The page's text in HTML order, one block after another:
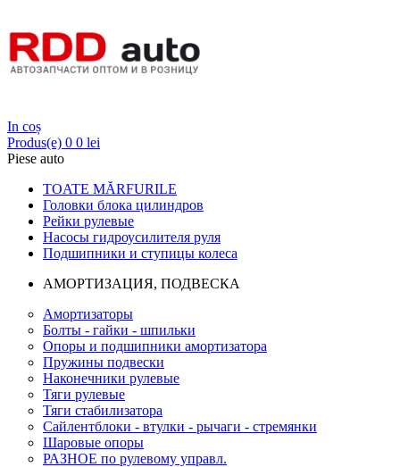
In coș
Produs(e) 0 0 lei
Piese auto
TOATE MĂRFURILE
Головки блока цилиндров
Рейки рулевые
Насосы гидроусилителя руля
Подшипники и ступицы колеса
АМОРТИЗАЦИЯ, ПОДВЕСКА
Амортизаторы
Болты - гайки - шпильки
Опоры и подшипники амортизатора
Пружины подвески
Наконечники рулевые
Тяги рулевые
Тяги стабилизатора
Сайлентблоки - втулки - рычаги - стремянки
Шаровые опоры
РАЗНОЕ по рулевому управл.